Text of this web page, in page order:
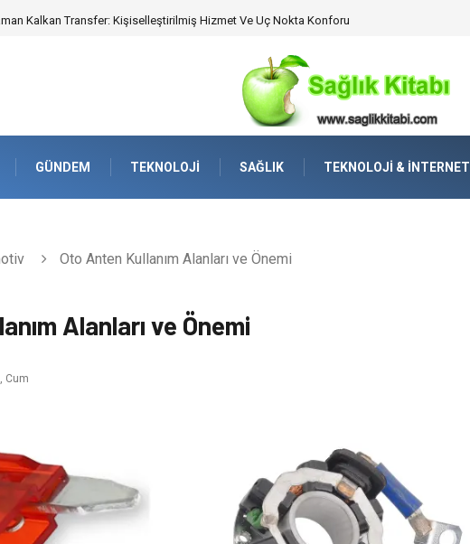
Kalkan Transfer: Kişiselleştirilmiş Hizmet Ve Uç Nokta Konforu
GÜNDEM TEKNOLOJI SAĞLIK TEKNOLOJI & İNTERNET
Oto Anten Kullanım Alanları ve Önemi
Alanları ve Önemi
Cum